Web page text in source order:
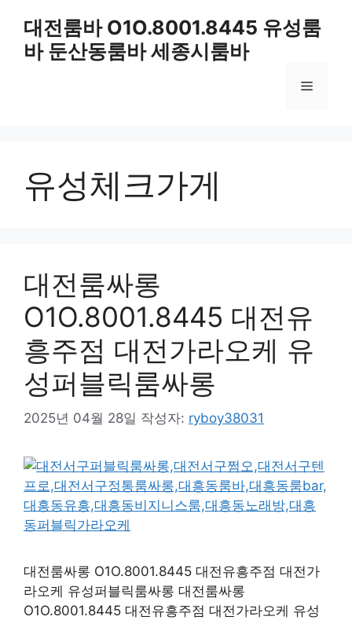
대전룸바 O1O.8001.8445 유성룸
바 둔산동룸바 세종시룸바
메
유성체크가게
대전룸싸롱
O1O.8001.8445 대전유
흥주점 대전가라오케 유
성퍼블릭룸싸롱
2025년 04월 28일 작성자: ryboy38031
대전룸싸롱 O1O.8001.8445 대전유흥주점 대전가
라오케 유성퍼블릭룸싸롱 대전룸싸롱
O1O.8001.8445 대전유흥주점 대전가라오케 유성